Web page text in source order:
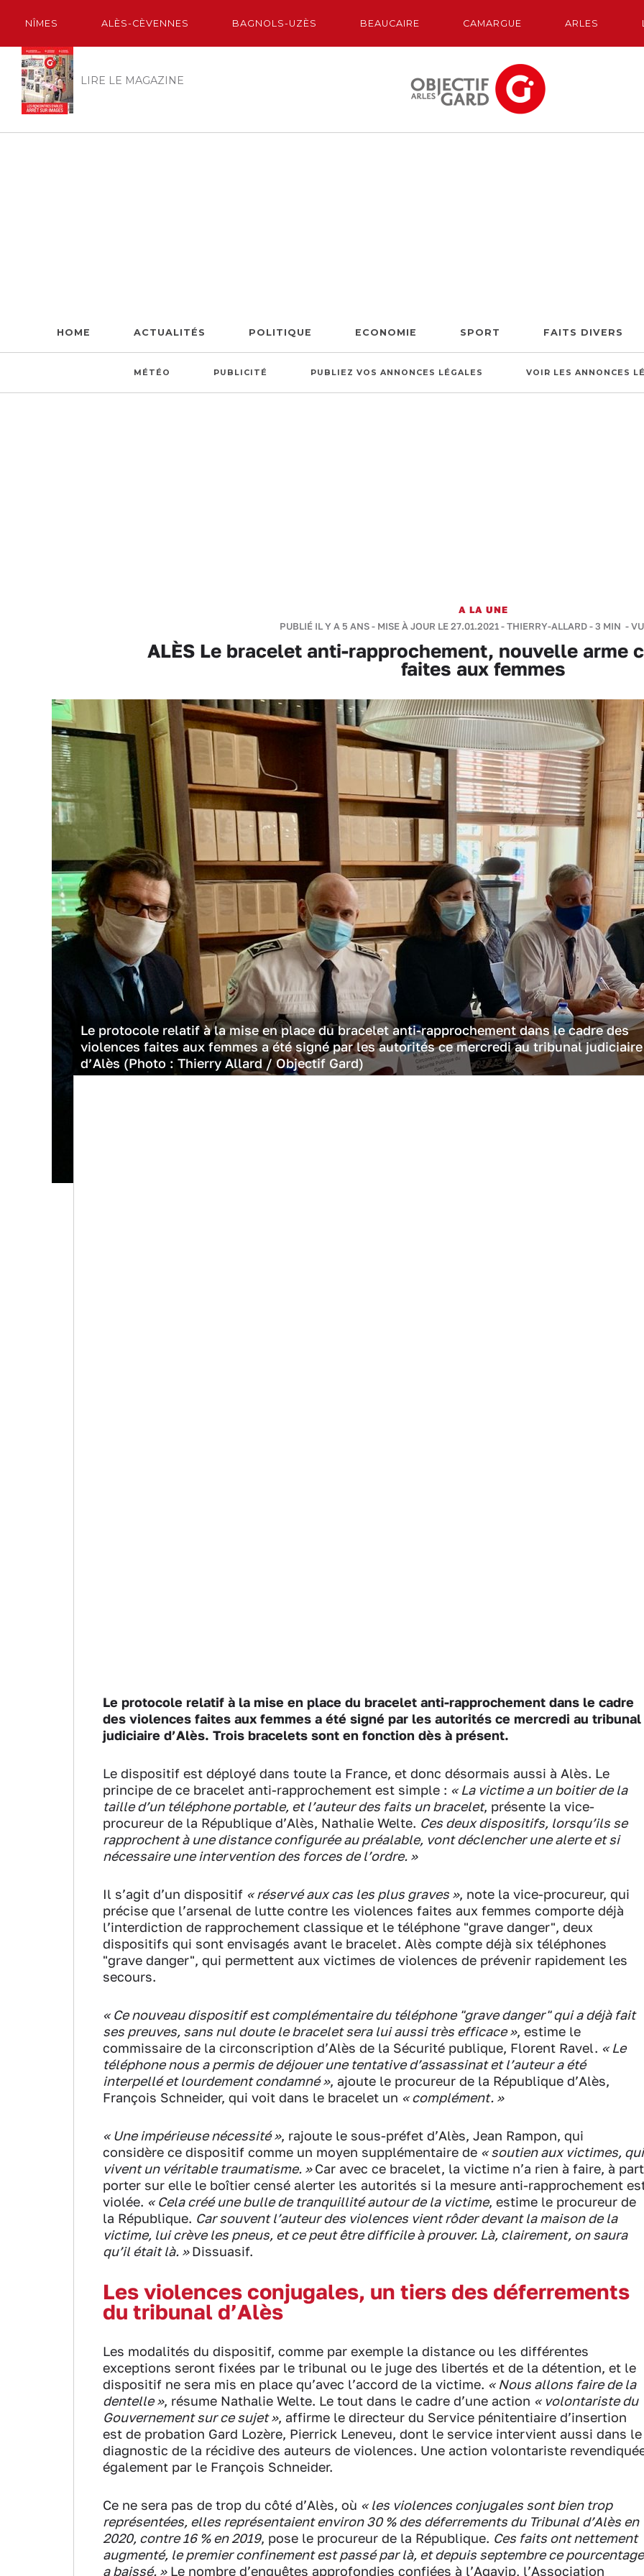
NÎMES ALÈS-CÈVENNES BAGNOLS-UZÈS BEAUCAIRE CAMARGUE ARLES
LIRE LE MAGAZINE
HOME ACTUALITÉS POLITIQUE ECONOMIE SPORT FAITS DIVERS
MÉTÉO PUBLICITÉ PUBLIEZ VOS ANNONCES LÉGALES VOIR LES ANNONCES
A LA UNE
PUBLIÉ IL Y A 5 ANS - MISE À JOUR LE 27.01.2021 -THIERRY-ALLARD-3 MIN -
ALÈS Le bracelet anti-rapprochement, nouvelle arme
faites aux femmes
Le protocole relatif à la mise en place du bracelet anti-rapprochement dans le cadre des
violences faites aux femmes a été signé par les autorités ce mercredi au tribunal judiciaire
d’Alès (Photo : Thierry Allard / Objectif Gard)
Le protocole relatif à la mise en place du bracelet anti-rapprochement dans le cadre
des violences faites aux femmes a été signé par les autorités ce mercredi au tribunal
judiciaire d’Alès. Trois bracelets sont en fonction dès à présent.
Le dispositif est déployé dans toute la France, et donc désormais aussi à Alès. Le
principe de ce bracelet anti-rapprochement est simple : « La victime a un boitier de la
taille d’un téléphone portable, et l’auteur des faits un bracelet, présente la vice-
procureur de la République d’Alès, Nathalie Welte. Ces deux dispositifs, lorsqu’ils se
rapprochent à une distance configurée au préalable, vont déclencher une alerte et si
nécessaire une intervention des forces de l’ordre. »
Il s’agit d’un dispositif « réservé aux cas les plus graves », note la vice-procureur, qui
précise que l’arsenal de lutte contre les violences faites aux femmes comporte déjà
l’interdiction de rapprochement classique et le téléphone "grave danger", deux
dispositifs qui sont envisagés avant le bracelet. Alès compte déjà six téléphones
"grave danger", qui permettent aux victimes de violences de prévenir rapidement les
secours.
« Ce nouveau dispositif est complémentaire du téléphone "grave danger" qui a déjà fait
ses preuves, sans nul doute le bracelet sera lui aussi très efficace », estime le
commissaire de la circonscription d’Alès de la Sécurité publique, Florent Ravel. « Le
téléphone nous a permis de déjouer une tentative d’assassinat et l’auteur a été
interpellé et lourdement condamné », ajoute le procureur de la République d’Alès,
François Schneider, qui voit dans le bracelet un « complément. »
« Une impérieuse nécessité », rajoute le sous-préfet d’Alès, Jean Rampon, qui
considère ce dispositif comme un moyen supplémentaire de « soutien aux victimes, qui
vivent un véritable traumatisme. »Car avec ce bracelet, la victime n’a rien à faire, à part
porter sur elle le boîtier censé alerter les autorités si la mesure anti-rapprochement
violée. « Cela créé une bulle de tranquillité autour de la victime, estime le procureur de
la République. Car souvent l’auteur des violences vient rôder devant la maison de la
victime, lui crève les pneus, et ce peut être difficile à prouver. Là, clairement, on saura
qu’il était là. »Dissuasif.
Les violences conjugales, un tiers des déferrements
du tribunal d’Alès
Les modalités du dispositif, comme par exemple la distance ou les différentes
exceptions seront fixées par le tribunal ou le juge des libertés et de la détention, et le
dispositif ne sera mis en place qu’avec l’accord de la victime. « Nous allons faire de la
dentelle », résume Nathalie Welte. Le tout dans le cadre d’une action « volontariste du
Gouvernement sur ce sujet », affirme le directeur du Service pénitentiaire d’insertion
est de probation Gard Lozère, Pierrick Leneveu, dont le service intervient aussi dans le
diagnostic de la récidive des auteurs de violences. Une action volontariste
également par le François Schneider.
Ce ne sera pas de trop du côté d’Alès, où « les violences conjugales sont bien trop
représentées, elles représentaient environ 30 % des déferrements du Tribunal d’Alès en
2020, contre 16 % en 2019, pose le procureur de la République. Ces faits ont nettement
augmenté, le premier confinement est passé par là, et depuis septembre ce pourcentage
a baissé. »Le nombre d’enquêtes approfondies confiées à l’Agavip, l’Association